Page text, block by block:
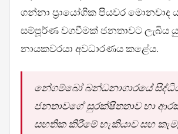
ගන්නා ප්‍රායෝගික පියවර මොනවාද
සම්පූර්ණ වගවීමක් ජනතාවට ලැබිය
නායකවරයා අවධාරණය කළේය.
නේගම්බෝ බන්ධනාගාරයේ සිද්ධිය,
ජනතාවගේ සුරක්ෂිතතාව හා
සහතික කිරීමේ හැකියාව සහ